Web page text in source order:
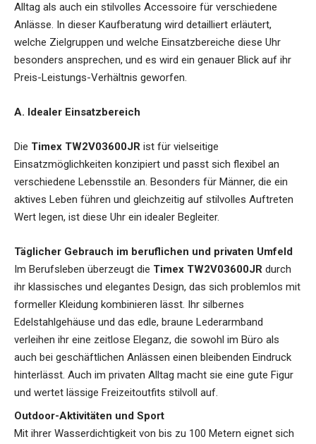
Alltag als auch ein stilvolles Accessoire für verschiedene
Anlässe. In dieser Kaufberatung wird detailliert erläutert,
welche Zielgruppen und welche Einsatzbereiche diese Uhr
besonders ansprechen, und es wird ein genauer Blick auf ihr
Preis-Leistungs-Verhältnis geworfen.
A. Idealer Einsatzbereich
Die Timex TW2V03600JR ist für vielseitige
Einsatzmöglichkeiten konzipiert und passt sich flexibel an
verschiedene Lebensstile an. Besonders für Männer, die ein
aktives Leben führen und gleichzeitig auf stilvolles Auftreten
Wert legen, ist diese Uhr ein idealer Begleiter.
Täglicher Gebrauch im beruflichen und privaten Umfeld
Im Berufsleben überzeugt die Timex TW2V03600JR durch
ihr klassisches und elegantes Design, das sich problemlos mit
formeller Kleidung kombinieren lässt. Ihr silbernes
Edelstahlgehäuse und das edle, braune Lederarmband
verleihen ihr eine zeitlose Eleganz, die sowohl im Büro als
auch bei geschäftlichen Anlässen einen bleibenden Eindruck
hinterlässt. Auch im privaten Alltag macht sie eine gute Figur
und wertet lässige Freizeitoutfits stilvoll auf.
Outdoor-Aktivitäten und Sport
Mit ihrer Wasserdichtigkeit von bis zu 100 Metern eignet sich